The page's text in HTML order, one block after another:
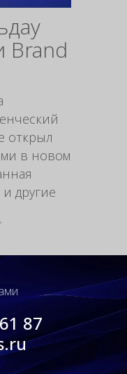
Brand
открыл
в новом
другие
87